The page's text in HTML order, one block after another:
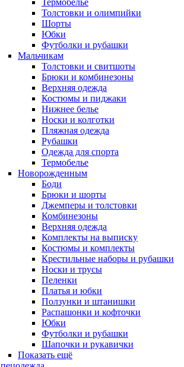
Толстовки и олимпийки
Шорты
Юбки
Футболки и рубашки
Мальчикам
Толстовки и свитшоты
Брюки и комбинезоны
Верхняя одежда
Костюмы и пиджаки
Нижнее белье
Носки и колготки
Пляжная одежда
Рубашки
Одежда для спорта
Термобелье
Новорожденным
Боди
Брюки и шорты
Джемперы и толстовки
Комбинезоны
Верхняя одежда
Комплекты на выписку
Костюмы и комплекты
Крестильные наборы и рубашки
Носки и трусы
Пеленки
Платья и юбки
Ползунки и штанишки
Распашонки и кофточки
Юбки
Футболки и рубашки
Шапочки и рукавички
Показать ещё